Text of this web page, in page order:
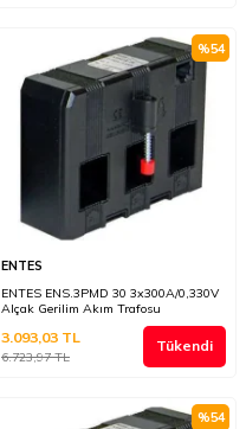
%54
ENTES
ENTES ENS.3PMD 30 3x300A/0,330V
Alçak Gerilim Akım Trafosu
6.723,97TL
3.093,03 TL Tükendi
%54